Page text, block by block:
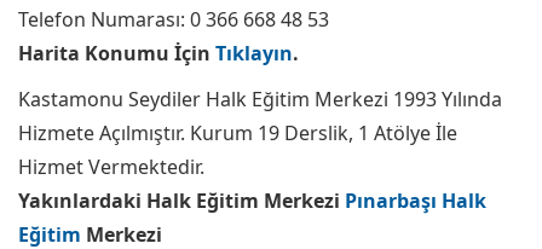
Telefon Numarası: 0 366 668 48 53
Harita Konumu İçin Tıklayın.
Kastamonu Seydiler Halk Eğitim Merkezi 1993 Yılında
Hizmete Açılmıştır. Kurum 19 Derslik, 1 Atölye İle
Hizmet Vermektedir.
Yakınlardaki Halk Eğitim Merkezi Pınarbaşı Halk
Eğitim Merkezi